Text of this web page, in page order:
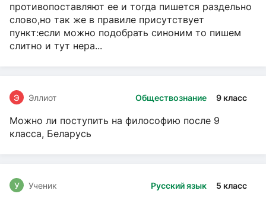
противопоставляют ее и тогда пишется раздельно
слово,но так же в правиле присутствует
пункт:если можно подобрать синоним то пишем
слитно и тут нера...
Обществознание 9 класс
Э Эллиот
Можно ли поступить на философию после 9
класса, Беларусь
Русский язык 5 класс
У Ученик